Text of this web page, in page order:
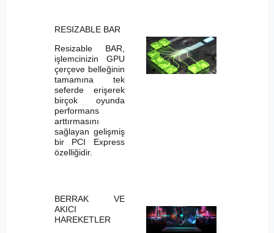
RESIZABLE BAR
Resizable BAR,
işlemcinizin GPU
çerçeve belleğinin
tamamına tek
seferde erişerek
birçok oyunda
performans
arttırmasını
sağlayan gelişmiş
bir PCI Express
özelliğidir.
BERRAK VE
AKICI
HAREKETLER